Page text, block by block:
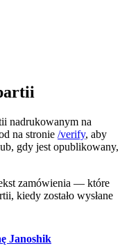
nadrukowanym na
na stronie /verify, aby
gdy jest opublikowany,
zamówienia — które
kiedy zostało wysłane
Janoshik